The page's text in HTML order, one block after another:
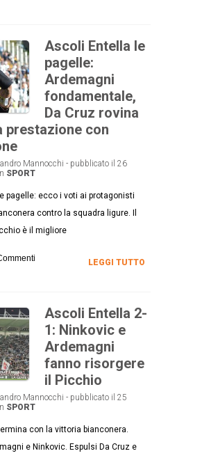
Ascoli Entella le
pagelle:
Ardemagni
fondamentale,
Da Cruz rovina
prestazione con
Mannocchi - pubblicato il 26
SPORT
pagelle: ecco i voti ai protagonisti
contro la squadra ligure. Il
è il migliore
LEGGI TUTTO
Ascoli Entella 2-
1: Ninkovic e
Ardemagni
fanno risorgere
il Picchio
Mannocchi - pubblicato il 25
SPORT
con la vittoria bianconera.
e Ninkovic. Espulsi Da Cruz e